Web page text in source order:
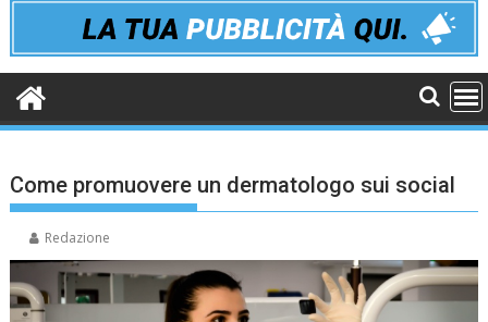
Come promuovere un dermatologo sui social
Redazione